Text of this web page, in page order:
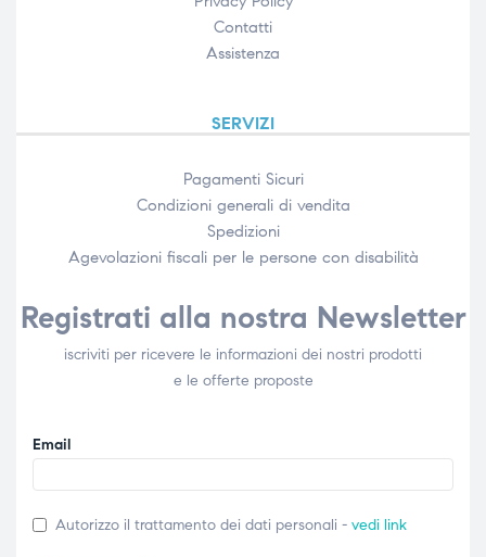
Contatti
Assistenza
SERVIZI
Pagamenti Sicuri
Condizioni generali di vendita
Spedizioni
Agevolazioni fiscali per le persone con disabilità​
Registrati alla nostra Newsletter
iscriviti per ricevere le informazioni dei nostri prodotti
e le offerte proposte
Email
Autorizzo il trattamento dei dati personali - vedi link